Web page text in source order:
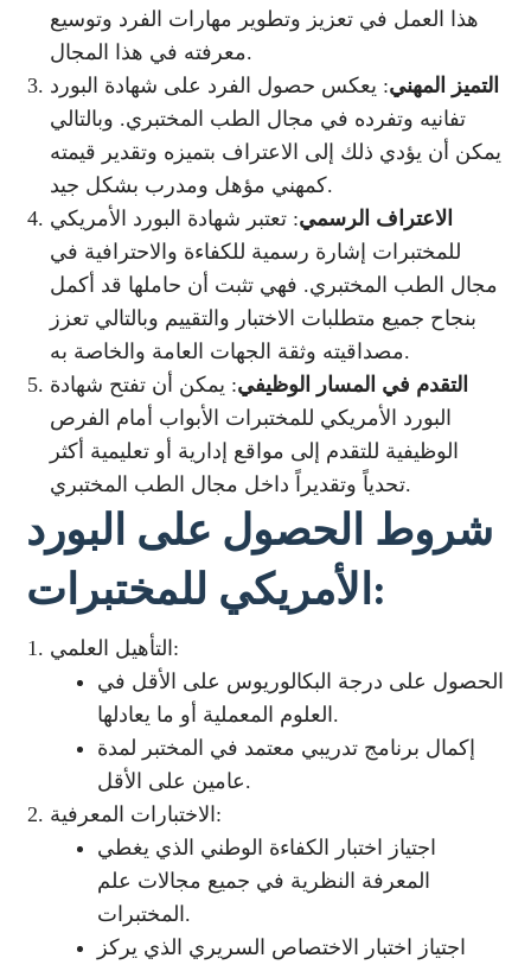
هذا العمل في تعزيز وتطوير مهارات الفرد وتوسيع
معرفته في هذا المجال.
التميز المهني: يعكس حصول الفرد على شهادة البورد
تفانيه وتفرده في مجال الطب المختبري. وبالتالي
يمكن أن يؤدي ذلك إلى الاعتراف بتميزه وتقدير قيمته
كمهني مؤهل ومدرب بشكل جيد.
الاعتراف الرسمي: تعتبر شهادة البورد الأمريكي
للمختبرات إشارة رسمية للكفاءة والاحترافية في
مجال الطب المختبري. فهي تثبت أن حاملها قد أكمل
بنجاح جميع متطلبات الاختبار والتقييم وبالتالي تعزز
مصداقيته وثقة الجهات العامة والخاصة به.
التقدم في المسار الوظيفي: يمكن أن تفتح شهادة
البورد الأمريكي للمختبرات الأبواب أمام الفرص
الوظيفية للتقدم إلى مواقع إدارية أو تعليمية أكثر
تحدياً وتقديراً داخل مجال الطب المختبري.
شروط الحصول على البورد
الأمريكي للمختبرات:
التأهيل العلمي:
الحصول على درجة البكالوريوس على الأقل في
العلوم المعملية أو ما يعادلها.
إكمال برنامج تدريبي معتمد في المختبر لمدة
عامين على الأقل.
الاختبارات المعرفية:
اجتياز اختبار الكفاءة الوطني الذي يغطي
المعرفة النظرية في جميع مجالات علم
المختبرات.
اجتياز اختبار الاختصاص السريري الذي يركز